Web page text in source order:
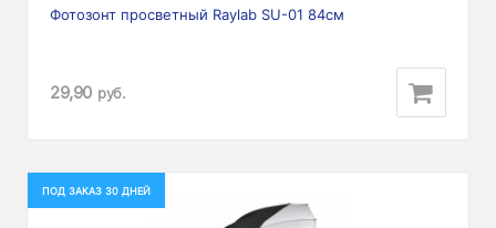
Фотозонт просветный Raylab SU-01 84см
29,90 руб.
ПОД ЗАКАЗ 30 ДНЕЙ